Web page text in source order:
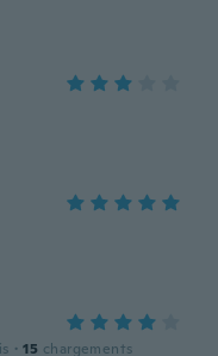
· 15 chargements